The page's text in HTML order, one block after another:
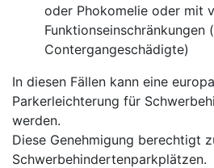
oder Phokomelie oder mit
Funktionseinschränkungen
Contergangeschädigte)
In diesen Fällen kann eine
Parkerleichterung für
werden.
Diese Genehmigung berechtigt
Schwerbehindertenparkplätzen.